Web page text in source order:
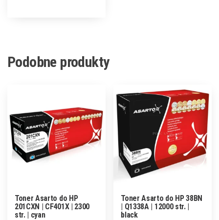
Podobne produkty
Toner Asarto do HP
201CXN | CF401X | 2300
str. | cyan
Toner Asarto do HP 38BN
| Q1338A | 12000 str. |
black